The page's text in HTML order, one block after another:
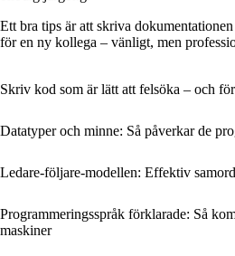
Ett bra tips är att skriva
för en ny kollega – vänligt, men
Skriv kod som är lätt att felsöka – och
Datatyper och minne: Så påverkar de
Ledare-följare-modellen: Effektiv
Programmeringsspråk förklarade: Så
maskiner